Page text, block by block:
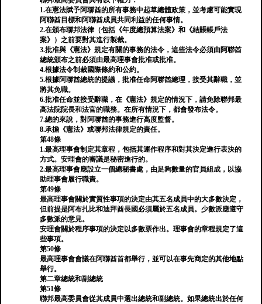
1.在憲法賦予阿聯酋的所有事務中起草總體政策，並考慮可能實現
阿聯酋目標和阿聯酋成員共同利益的任何事情。
2.在頒布聯邦法律（包括《年度總預算法案》和《結賬帳戶法
案》）之前要對其進行製裁。
3.批准與《憲法》規定有關的事務的法令，這些法令必須由阿聯酋
總統頒布之前必須由最高理事會批准或批准。
4.根據法令制裁國際條約和公約。
5.根據阿聯酋總統的提議，批准任命阿聯酋總理，接受其辭職，並
將其免職。
6.批准任命並接受辭職，在《憲法》規定的情況下，請免除聯邦最
高法院院長和法官的職務。在所有情況下，都會發布法令。
7.總的來說，對阿聯酋的事務進行高度監督。
8.承擔《憲法》或聯邦法律規定的責任。
第48條
1.最高理事會制定其章程，包括其運作程序和對其決定進行表決的
方式。安理會的審議是秘密進行的。
2.最高理事會應設立一個總秘書處，由足夠數量的官員組成，以協
助理事會履行職責。
第49條
最高理事會關於實質性事項的決定由其五名成員中的大多數決定，
但前提是阿布扎比和迪拜酋長國必須屬於五名成員。少數派應遵守
多數派的意見。
安理會關於程序事項的決定以多數票作出。理事會的章程規定了這
些事項。
第50條
最高理事會會議在阿聯酋首都舉行，並可以在事先商定的其他地點
舉行。
第二章總統和副總統
第51條
聯邦最高委員會從其成員中選出總統和副總統。如果總統出於任何